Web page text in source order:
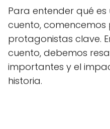
Para entender qué es
cuento,
protagonistas clave.
cuento, debemos
importantes y el
historia.